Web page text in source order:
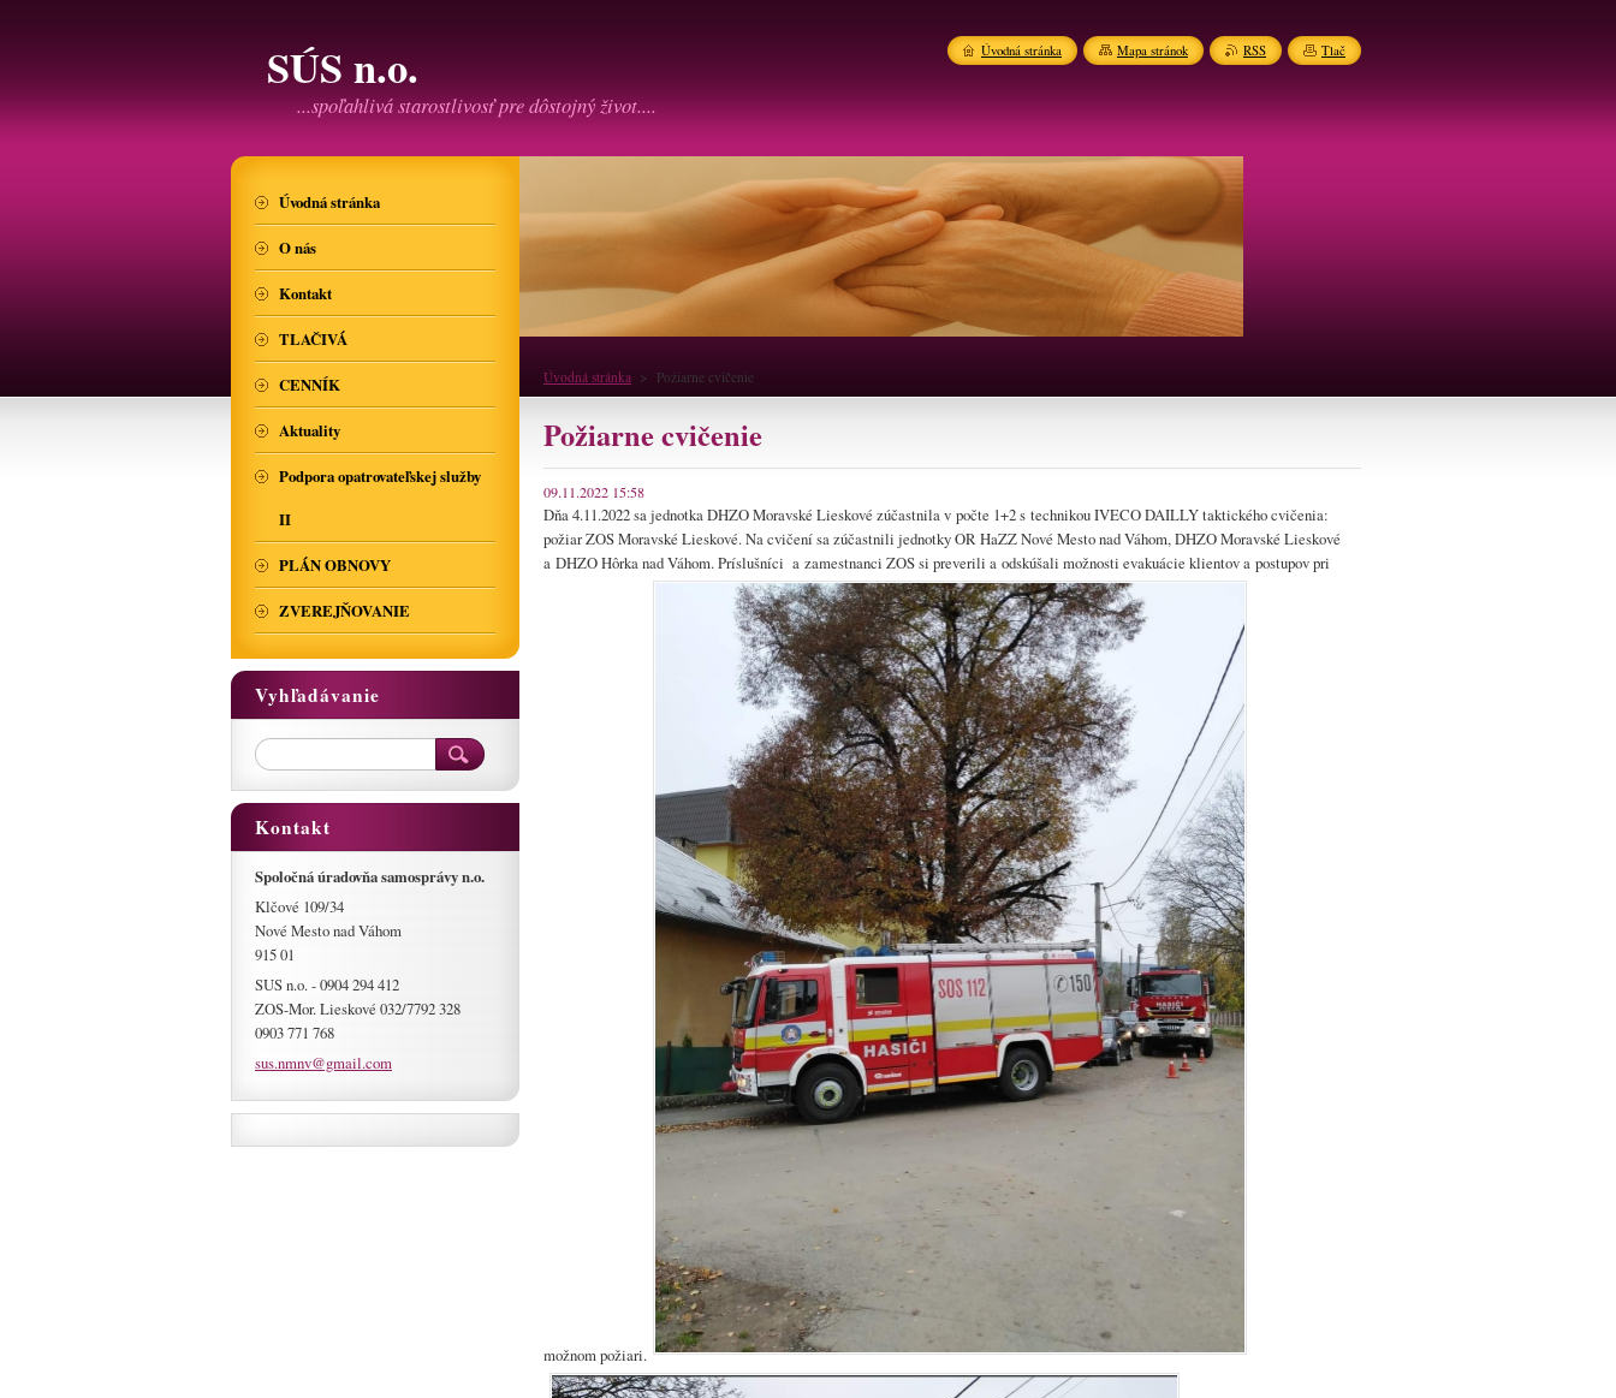
SÚS n.o.
...spoľahlivá starostlivosť pre dôstojný život....
Úvodná stránka > Požiarne cvičenie
Požiarne cvičenie
09.11.2022 15:58
Dňa 4.11.2022 sa jednotka DHZO Moravské Lieskové zúčastnila v počte 1+2 s technikou IVECO DAILLY taktického cvičenia:
požiar ZOS Moravské Lieskové. Na cvičení sa zúčastnili jednotky OR HaZZ Nové Mesto nad Váhom, DHZO Moravské Lieskové
a DHZO Hôrka nad Váhom. Príslušníci a zamestnanci ZOS si preverili a odskúšali možnosti evakuácie klientov a postupov pri
možnom požiari.
Úvodná stránka
O nás
Kontakt
TLAČIVÁ
CENNÍK
Aktuality
Podpora opatrovateľskej služby
II
PLÁN OBNOVY
ZVEREJŇOVANIE
Vyhľadávanie
Kontakt
Spoločná úradovňa samosprávy n.o.
Klčové 109/34
Nové Mesto nad Váhom
915 01
SUS n.o. - 0904 294 412
ZOS-Mor. Lieskové 032/7792 328
0903 771 768
sus.nmnv@gmail.com
Úvodná stránka Mapa stránok RSS Tlač